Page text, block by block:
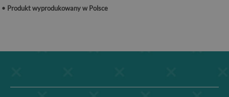
• Produkt wyprodukowany w Polsce